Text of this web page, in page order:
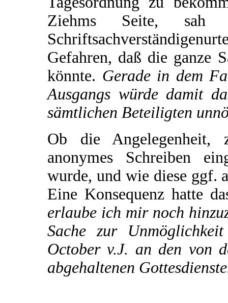
Ziehms Seite,
Gefahren, daß die ganze
könnte. Gerade in dem
Ausgangs würde damit
sämtlichen Beteiligten
Ob die Angelegenheit,
anonymes Schreiben
wurde, und wie diese ggf.
Eine Konsequenz hatte
erlaube ich mir noch
Sache zur
October v.J. an den von
abgehaltenen